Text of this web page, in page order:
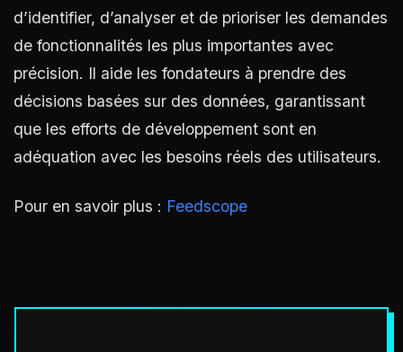
d’identifier, d’analyser et de prioriser les demandes
de fonctionnalités les plus importantes avec
précision. Il aide les fondateurs à prendre des
décisions basées sur des données, garantissant
que les efforts de développement sont en
adéquation avec les besoins réels des utilisateurs.
Pour en savoir plus : Feedscope